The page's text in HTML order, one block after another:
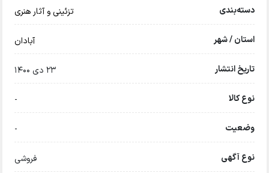
دسته‌بندی تزئینی و آثار هنری
استان / شهر آبادان
تاریخ انتشار 23 دی 1400
نوع کالا -
وضعیت -
نوع آگهی فروشی